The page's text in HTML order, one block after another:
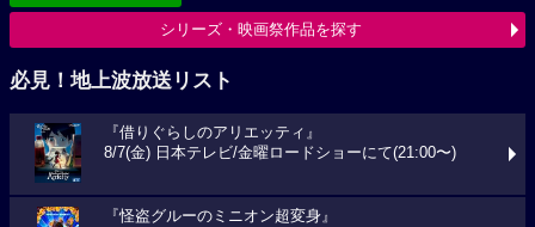
シリーズ・映画祭作品を探す
必見！地上波放送リスト
『借りぐらしのアリエッティ』
8/7(金) 日本テレビ/金曜ロードショーにて(21:00〜)
『怪盗グルーのミニオン超変身』